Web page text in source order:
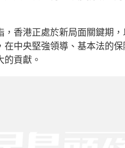
，香港正處於新局面關鍵期
在中央堅強領導、基本法的
的貢獻。